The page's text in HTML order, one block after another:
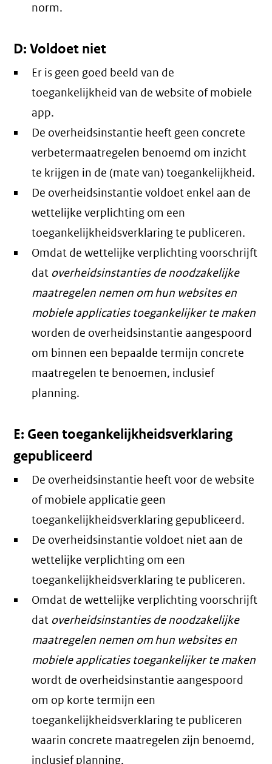
norm.
D: Voldoet niet
Er is geen goed beeld van de
toegankelijkheid van de website of mobiele
app.
De overheidsinstantie heeft geen concrete
verbetermaatregelen benoemd om inzicht
te krijgen in de (mate van) toegankelijkheid.
De overheidsinstantie voldoet enkel aan de
wettelijke verplichting om een
toegankelijkheidsverklaring te publiceren.
Omdat de wettelijke verplichting voorschrijft
dat overheidsinstanties de noodzakelijke
maatregelen nemen om hun websites en
mobiele applicaties toegankelijker te maken
worden de overheidsinstantie aangespoord
om binnen een bepaalde termijn concrete
maatregelen te benoemen, inclusief
planning.
E: Geen toegankelijkheidsverklaring
gepubliceerd
De overheidsinstantie heeft voor de website
of mobiele applicatie geen
toegankelijkheidsverklaring gepubliceerd.
De overheidsinstantie voldoet niet aan de
wettelijke verplichting om een
toegankelijkheidsverklaring te publiceren.
Omdat de wettelijke verplichting voorschrijft
dat overheidsinstanties de noodzakelijke
maatregelen nemen om hun websites en
mobiele applicaties toegankelijker te maken
wordt de overheidsinstantie aangespoord
om op korte termijn een
toegankelijkheidsverklaring te publiceren
waarin concrete maatregelen zijn benoemd,
inclusief planning.